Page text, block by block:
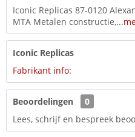
Iconic Replicas 87-0120
MTA Metalen constructie,...
Iconic Replicas
Fabrikant info:
Beoordelingen
0
Lees, schrijf en bespreek